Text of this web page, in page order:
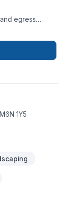
egress
projects .
1Y5